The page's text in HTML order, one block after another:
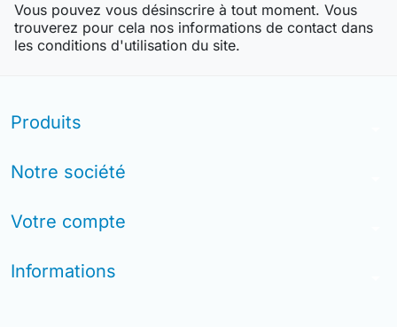
Vous pouvez vous désinscrire à tout moment. Vous
trouverez pour cela nos informations de contact dans
les conditions d'utilisation du site.
Produits
Notre société
Votre compte
Informations